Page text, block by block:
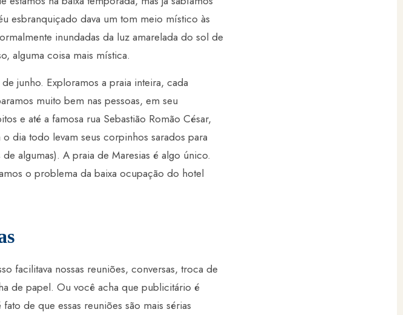
esbranquiçado dava um tom meio místico às
inundadas da luz amarelada do sol de
alguma coisa mais mística.
junho. Exploramos a praia inteira, cada
muito bem nas pessoas, em seu
e até a famosa rua Sebastião Romão César,
dia todo levam seus corpinhos sarados para
algumas). A praia de Maresias é algo único.
o problema da baixa ocupação do hotel
facilitava nossas reuniões, conversas, troca de
de papel. Ou você acha que publicitário é
de que essas reuniões são mais sérias